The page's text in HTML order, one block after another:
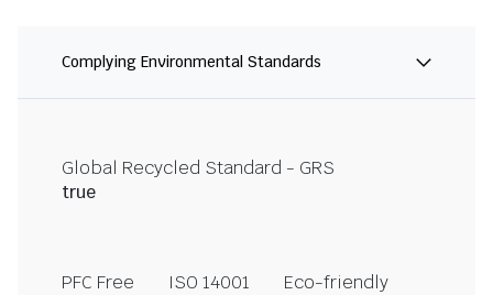
Complying Environmental Standards
Global Recycled Standard - GRS
true
PFC Free
ISO 14001
Eco-friendly